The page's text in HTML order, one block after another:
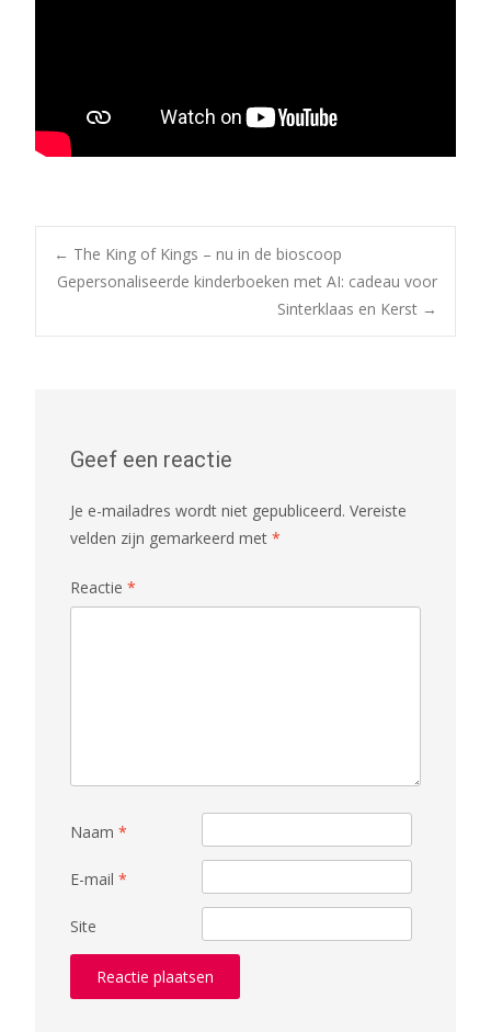
Bericht
navigatie
← The King of Kings – nu in de bioscoop
Gepersonaliseerde kinderboeken met AI: cadeau voor
Sinterklaas en Kerst →
Geef een reactie
Je e-mailadres wordt niet gepubliceerd. Vereiste
velden zijn gemarkeerd met *
Reactie *
Naam *
E-mail *
Site